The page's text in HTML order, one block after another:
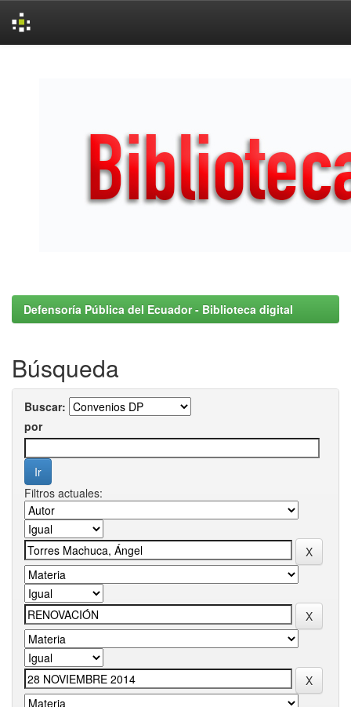
Defensoría Pública del Ecuador - Biblioteca digital
Búsqueda
Buscar:
por
Filtros actuales: